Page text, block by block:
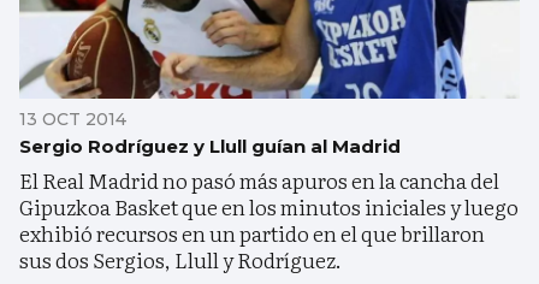
13 OCT 2014
Sergio Rodríguez y Llull guían al Madrid
El Real Madrid no pasó más apuros en la cancha del
Gipuzkoa Basket que en los minutos iniciales y luego
exhibió recursos en un partido en el que brillaron
sus dos Sergios, Llull y Rodríguez.